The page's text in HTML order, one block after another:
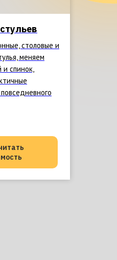
столовые и
меняем
и спинок,